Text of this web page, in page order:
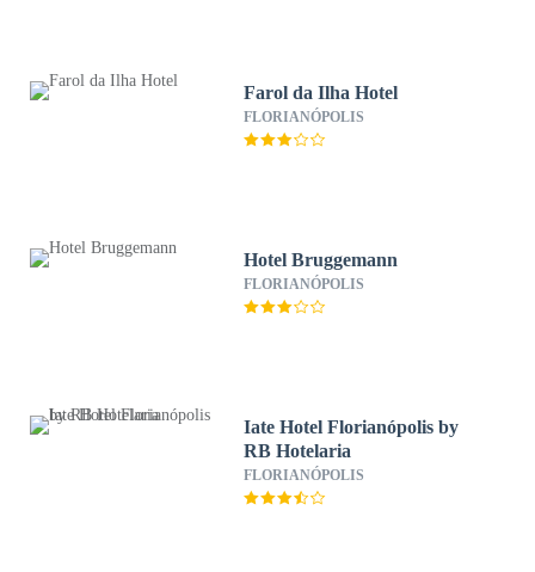
Farol da Ilha Hotel
FLORIANÓPOLIS
Hotel Bruggemann
FLORIANÓPOLIS
Iate Hotel Florianópolis by
RB Hotelaria
FLORIANÓPOLIS